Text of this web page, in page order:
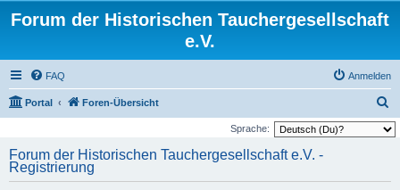
Forum der Historischen Tauchergesellschaft
e.V.
FAQ Anmelden
Portal Foren-Übersicht
u
Sprache:
Forum der Historischen Tauchergesellschaft e.V. -
Registrierung